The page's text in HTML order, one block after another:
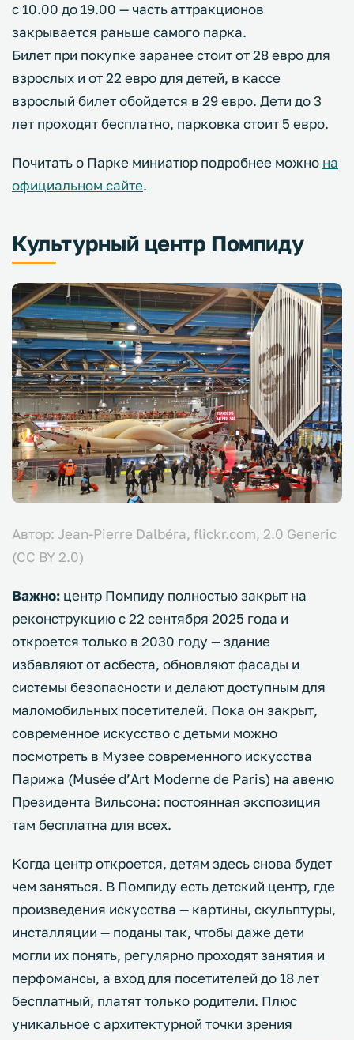
с 10.00 до 19.00 — часть аттракционов
закрывается раньше самого парка.
Билет при покупке заранее стоит от 28 евро для
взрослых и от 22 евро для детей, в кассе
взрослый билет обойдется в 29 евро. Дети до 3
лет проходят бесплатно, парковка стоит 5 евро.
Почитать о Парке миниатюр подробнее можно на
официальном сайте.
Культурный центр Помпиду
Автор: Jean-Pierre Dalbéra, flickr.com, 2.0 Generic
(CC BY 2.0)
Важно: центр Помпиду полностью закрыт на
реконструкцию с 22 сентября 2025 года и
откроется только в 2030 году — здание
избавляют от асбеста, обновляют фасады и
системы безопасности и делают доступным для
маломобильных посетителей. Пока он закрыт,
современное искусство с детьми можно
посмотреть в Музее современного искусства
Парижа (Musée d’Art Moderne de Paris) на авеню
Президента Вильсона: постоянная экспозиция
там бесплатна для всех.
Когда центр откроется, детям здесь снова будет
чем заняться. В Помпиду есть детский центр, где
произведения искусства — картины, скульптуры,
инсталляции — поданы так, чтобы даже дети
могли их понять, регулярно проходят занятия и
перфомансы, а вход для посетителей до 18 лет
бесплатный, платят только родители. Плюс
уникальное с архитектурной точки зрения